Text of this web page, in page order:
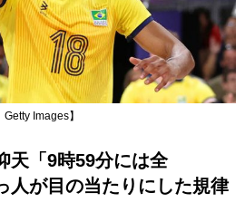
Images】
天「9時59分には全
が目の当たりにした規律